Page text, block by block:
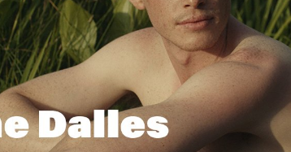
推荐影片 剧情介绍